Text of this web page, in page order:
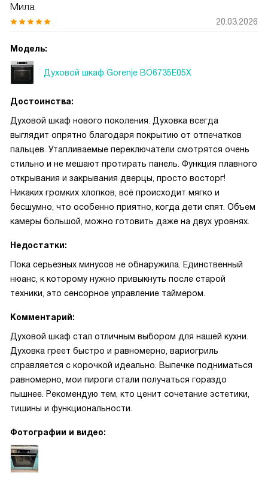
Мила
20.03.2026
Модель:
Духовой шкаф Gorenje BO6735E05X
Достоинства:
Духовой шкаф нового поколения. Духовка всегда
выглядит опрятно благодаря покрытию от отпечатков
пальцев. Утапливаемые переключатели смотрятся очень
стильно и не мешают протирать панель. Функция плавного
открывания и закрывания дверцы, просто восторг!
Никаких громких хлопков, всё происходит мягко и
бесшумно, что особенно приятно, когда дети спят. Объем
камеры большой, можно готовить даже на двух уровнях.
Недостатки:
Пока серьезных минусов не обнаружила. Единственный
нюанс, к которому нужно привыкнуть после старой
техники, это сенсорное управление таймером.
Комментарий:
Духовой шкаф стал отличным выбором для нашей кухни.
Духовка греет быстро и равномерно, вариогриль
справляется с корочкой идеально. Выпечке подниматься
равномерно, мои пироги стали получаться гораздо
пышнее. Рекомендую тем, кто ценит сочетание эстетики,
тишины и функциональности.
Фотографии и видео: